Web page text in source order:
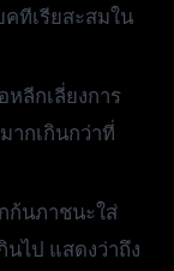
ทีเรียสะสมใน
หลีกเลี่ยงการ
ากเกินกว่าที่
ก้นภาชนะใส่
ไป แสดงว่าถึง